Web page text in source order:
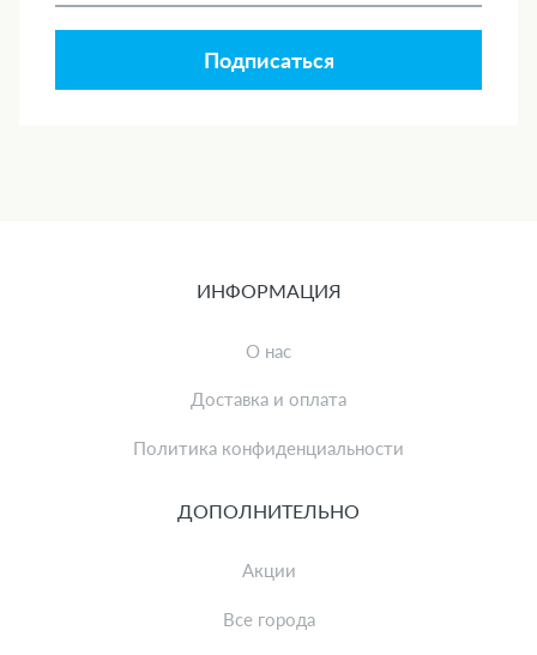
Подписаться
ИНФОРМАЦИЯ
О нас
Доставка и оплата
Политика конфиденциальности
ДОПОЛНИТЕЛЬНО
Акции
Все города